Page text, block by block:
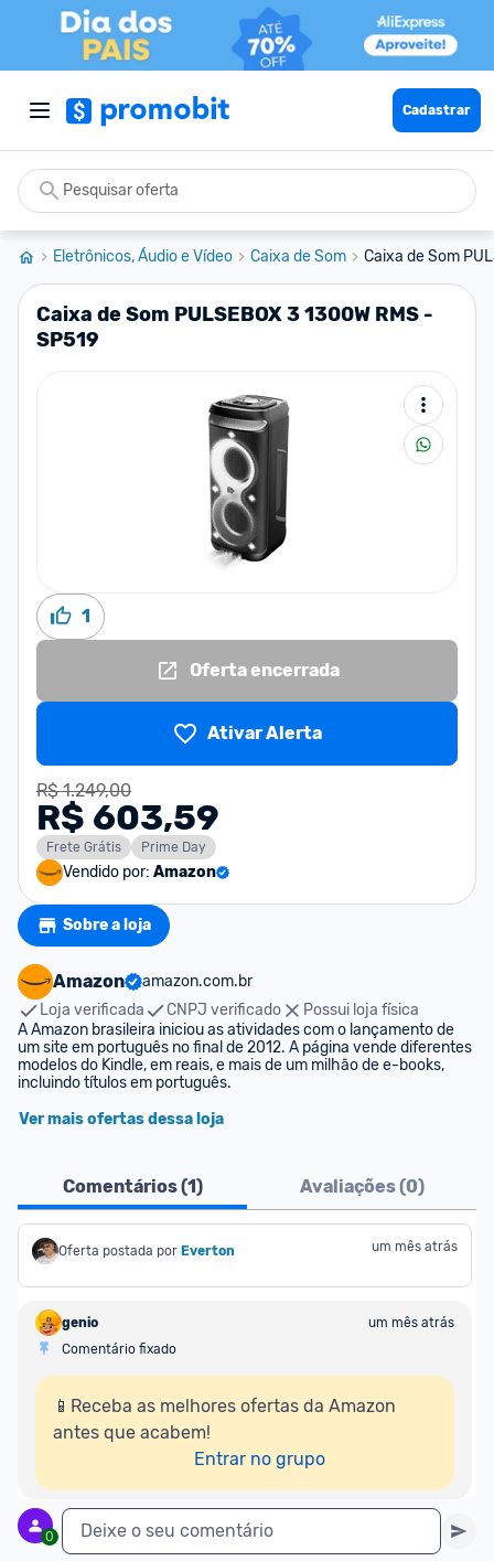
Cadastrar
Eletrônicos, Áudio e Vídeo Caixa de Som Caixa de Som
Caixa de Som PULSEBOX 3 1300W RMS -
SP519
1
Oferta encerrada
Ativar Alerta
R$ 1.249,00
R$ 603,59
Frete Grátis Prime Day
Vendido por: Amazon
Sobre a loja
Amazon
amazon.com.br
Loja verificada
CNPJ verificado
Possui loja física
A Amazon brasileira iniciou as atividades com o lançamento de
um site em português no final de 2012. A página vende diferentes
modelos do Kindle, em reais, e mais de um milhão de e-books,
incluindo títulos em português.
Ver mais ofertas dessa loja
Comentários (1) Avaliações (0)
Oferta postada por Everton um mês atrás
genio
um mês atrás
Comentário fixado
📱Receba as melhores ofertas da Amazon
antes que acabem!
Entrar no grupo
0 Deixe o seu comentário